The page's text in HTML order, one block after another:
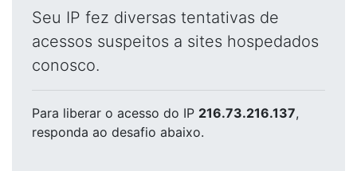
Seu IP fez diversas tentativas de
acessos suspeitos a sites hospedados
conosco.
Para liberar o acesso do IP 216.73.216.137,
responda ao desafio abaixo.